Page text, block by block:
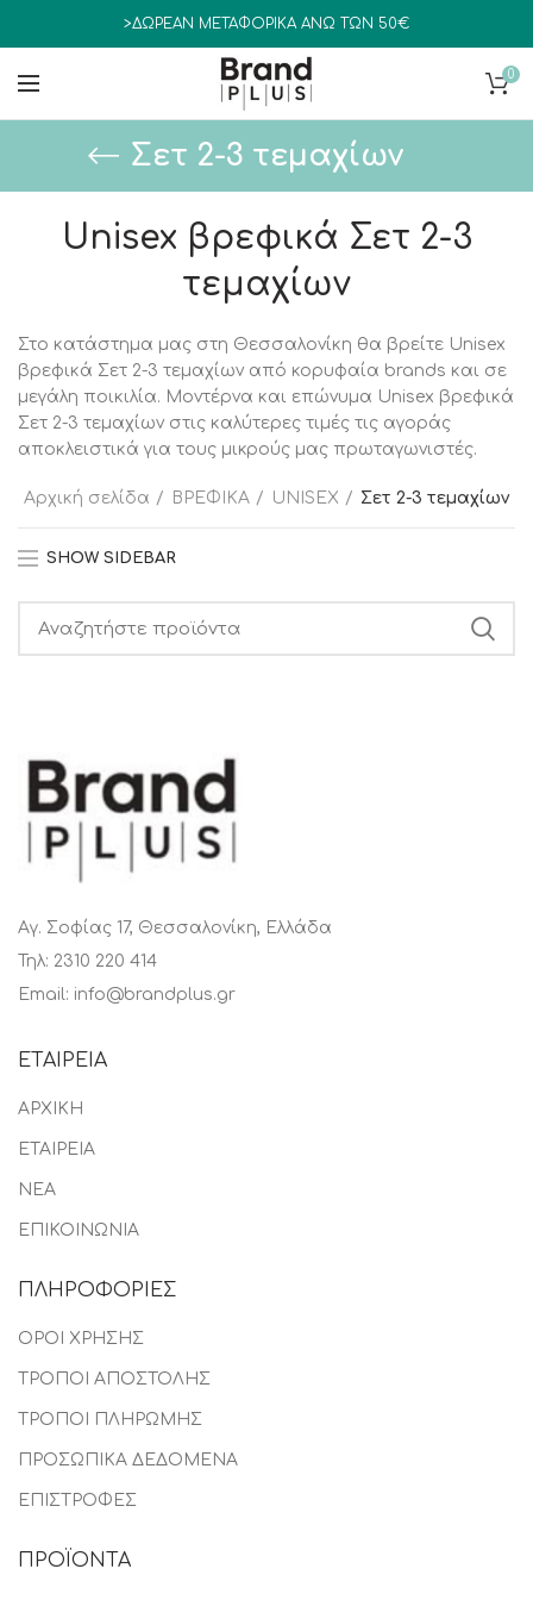
>ΔΩΡΕΑΝ ΜΕΤΑΦΟΡΙΚΑ ΑΝΩ ΤΩΝ 50€
0
Σετ 2-3 τεμαχίων
Unisex βρεφικά Σετ 2-3
τεμαχίων
Στο κατάστημα μας στη Θεσσαλονίκη θα βρείτε Unisex
βρεφικά Σετ 2-3 τεμαχίων από κορυφαία brands και σε
μεγάλη ποικιλία. Μοντέρνα και επώνυμα Unisex βρεφικά
Σετ 2-3 τεμαχίων στις καλύτερες τιμές τις αγοράς
αποκλειστικά για τους μικρούς μας πρωταγωνιστές.
Αρχική σελίδα ΒΡΕΦΙΚΑ UNISEX Σετ 2-3 τεμαχίων
SHOW SIDEBAR
Αγ. Σοφίας 17, Θεσσαλονίκη, Ελλάδα
Τηλ: 2310 220 414
Email: info@brandplus.gr
ΕΤΑΙΡΕΙΑ
ΑΡΧΙΚΗ
ΕΤΑΙΡΕΙΑ
ΝΕΑ
ΕΠΙΚΟΙΝΩΝΙΑ
ΠΛΗΡΟΦΟΡΙΕΣ
ΟΡΟΙ ΧΡΗΣΗΣ
ΤΡΟΠΟΙ ΑΠΟΣΤΟΛΗΣ
ΤΡΟΠΟΙ ΠΛΗΡΩΜΗΣ
ΠΡΟΣΩΠΙΚΑ ΔΕΔΟΜΕΝΑ
ΕΠΙΣΤΡΟΦΕΣ
ΠΡΟΪΟΝΤΑ